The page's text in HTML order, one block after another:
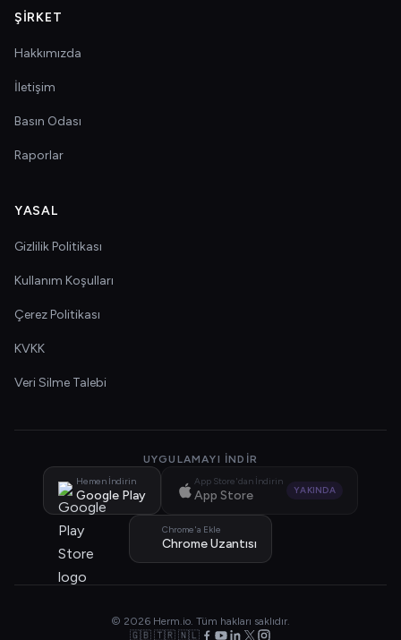
ŞIRKET
Hakkımızda
İletişim
Basın Odası
Raporlar
YASAL
Gizlilik Politikası
Kullanım Koşulları
Çerez Politikası
KVKK
Veri Silme Talebi
UYGULAMAYI İNDIR
Hemen İndirin
Google Play
App Store'dan İndirin
App Store YAKINDA
Chrome'a Ekle
Chrome Uzantısı
© 2026 Herm.io. Tüm hakları saklıdır.
🇬🇧 🇹🇷 🇳🇱